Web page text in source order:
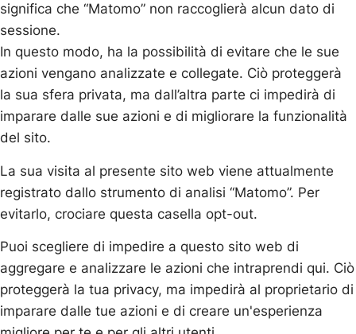
significa che “Matomo” non raccoglierà alcun dato di
sessione.
In questo modo, ha la possibilità di evitare che le sue
azioni vengano analizzate e collegate. Ciò proteggerà
la sua sfera privata, ma dall’altra parte ci impedirà di
imparare dalle sue azioni e di migliorare la funzionalità
del sito.
La sua visita al presente sito web viene attualmente
registrato dallo strumento di analisi “Matomo”. Per
evitarlo, crociare questa casella opt-out.
Puoi scegliere di impedire a questo sito web di
aggregare e analizzare le azioni che intraprendi qui. Ciò
proteggerà la tua privacy, ma impedirà al proprietario di
imparare dalle tue azioni e di creare un'esperienza